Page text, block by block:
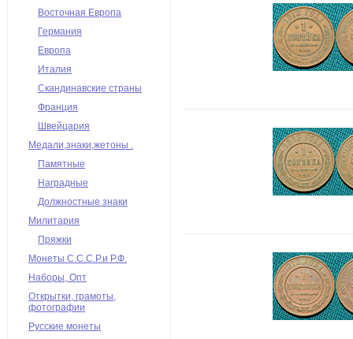
Восточная Европа
Германия
Европа
Италия
Скандинавские страны
Франция
Швейцария
Медали,знаки,жетоны .
Памятные
Наградные
Должностные знаки
Милитария
Пряжки
Монеты С.С.С.Р.и Р.Ф.
Наборы, Опт
Открытки, грамоты,
фотографии
Русские монеты